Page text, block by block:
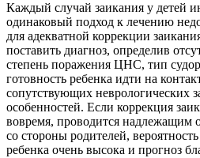
Каждый случай заикания у детей
одинаковый подход к лечению
для адекватной коррекции
поставить диагноз, определив
степень поражения ЦНС, тип
готовность ребенка идти на
сопутствующих неврологических
особенностей. Если коррекция
вовремя, проводится надлежащим
со стороны родителей,
ребенка очень высока и прогноз